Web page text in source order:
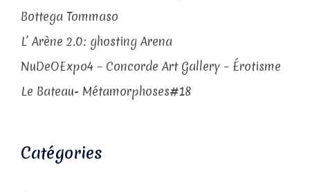
Bottega Tommaso
L’ Arène 2.0: ghosting Arena
NuDeOExpo4 – Concorde Art Gallery – Érotisme
Le Bateau- Métamorphoses#18
Catégories